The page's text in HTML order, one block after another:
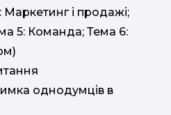
і продажі;
5: Команда; Тема 6:
однодумців в